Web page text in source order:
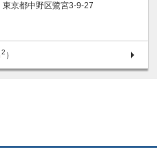
東京都中野区鷺宮3-9-27
2 ）